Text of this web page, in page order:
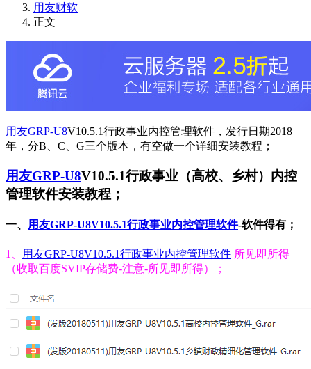
用友财软
正文
用友GRP-U8V10.5.1行政事业内控管理软件，发行日期2018
年，分B、C、G三个版本，有空做一个详细安装教程；
用友GRP-U8V10.5.1行政事业（高校、乡村）内控
管理软件安装教程；
一、 用友GRP-U8V10.5.1行政事业内控管理软件-软件得有；
1、 用友GRP-U8V10.5.1行政事业内控管理软件 所见即所得
（收取百度SVIP存储费-注意-所见即所得）；